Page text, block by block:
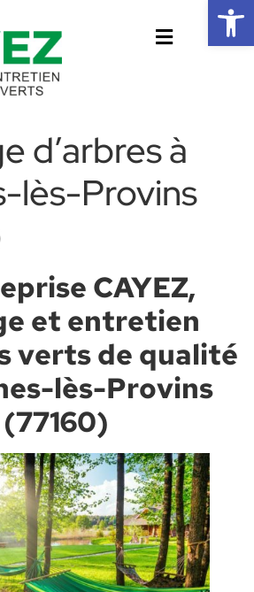
d’arbres à
lès-Provins
CAYEZ,
et entretien
verts de qualité
lès-Provins
(77160)